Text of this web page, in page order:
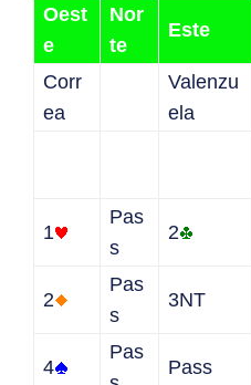
Oest
e
Nor
te
Este
Corr
ea
Valenzu
ela
1
Pas
s
2
2
Pas
s
3NT
4
Pas
Pass